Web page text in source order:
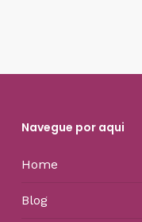
Navegue por aqui
Home
Blog